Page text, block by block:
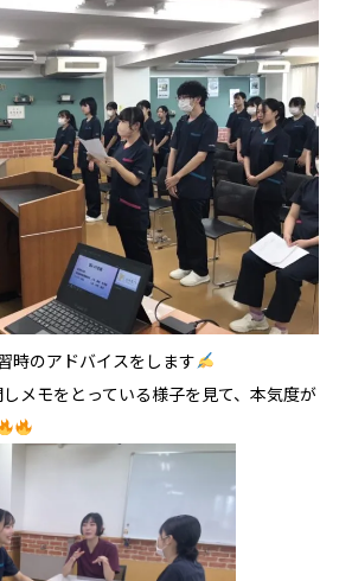
時のアドバイスをします
メモをとっている様子を見て、本気度が